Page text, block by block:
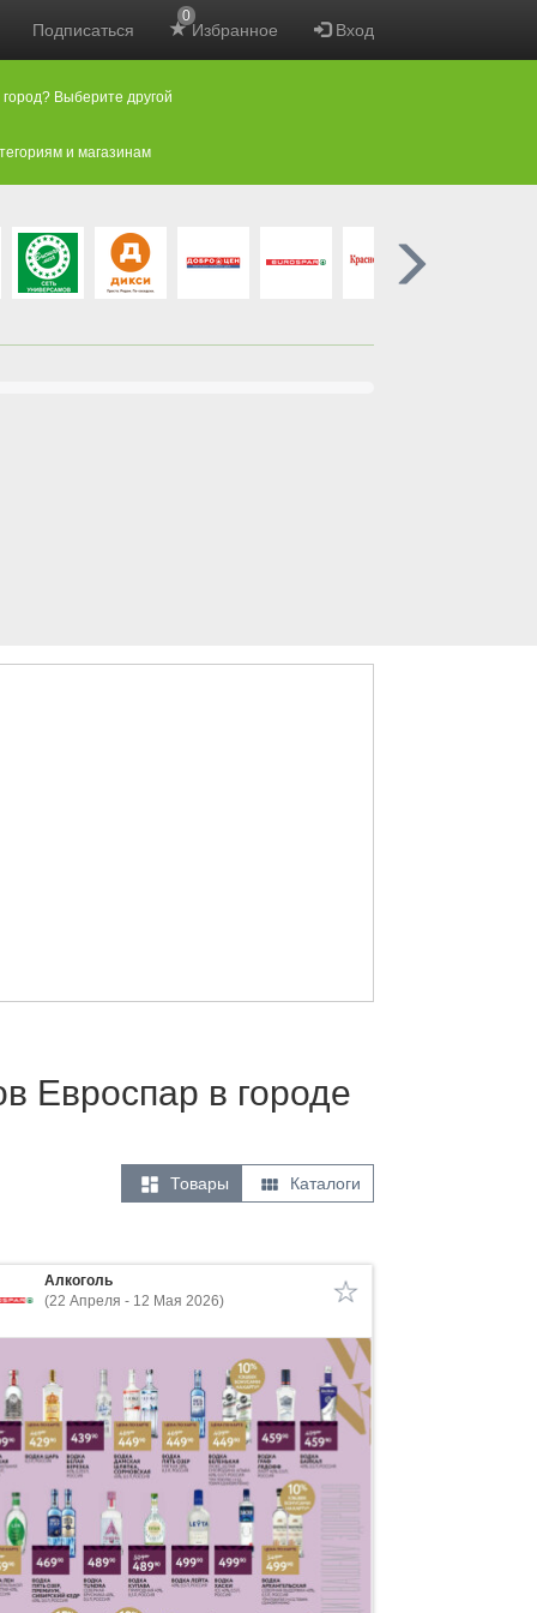
Подписаться Избранное
0
Вход
Выберите другой
и магазинам
Евроспар в городе
 Товары  Каталоги
Алкоголь
(22 Апреля - 12 Мая 2026)